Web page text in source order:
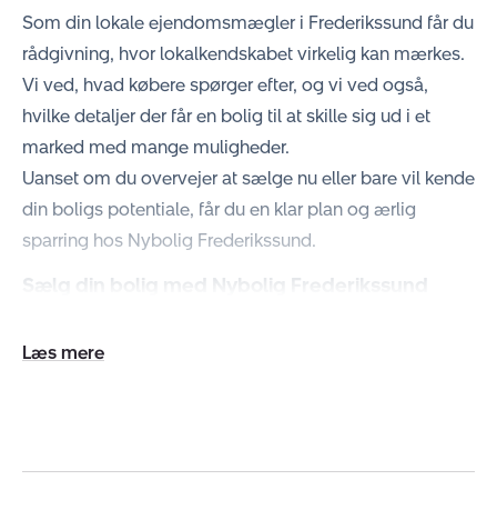
Som din lokale ejendomsmægler i Frederikssund får du
rådgivning, hvor lokalkendskabet virkelig kan mærkes.
Vi ved, hvad købere spørger efter, og vi ved også,
hvilke detaljer der får en bolig til at skille sig ud i et
marked med mange muligheder.
Uanset om du overvejer at sælge nu eller bare vil kende
din boligs potentiale, får du en klar plan og ærlig
sparring hos Nybolig Frederikssund.
Sælg din bolig med Nybolig Frederikssund
dig med at sælge din bolig, og vi vil gerne give dig